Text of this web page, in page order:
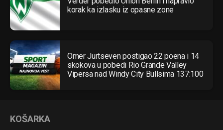
korak ka izlasku iz opasne zone
Omer Jurtseven postigao 22 poena i 14
skokova u pobedi Rio Grande Valley
Vipersa nad Windy City Bullsima 137:100
KOŠARKA